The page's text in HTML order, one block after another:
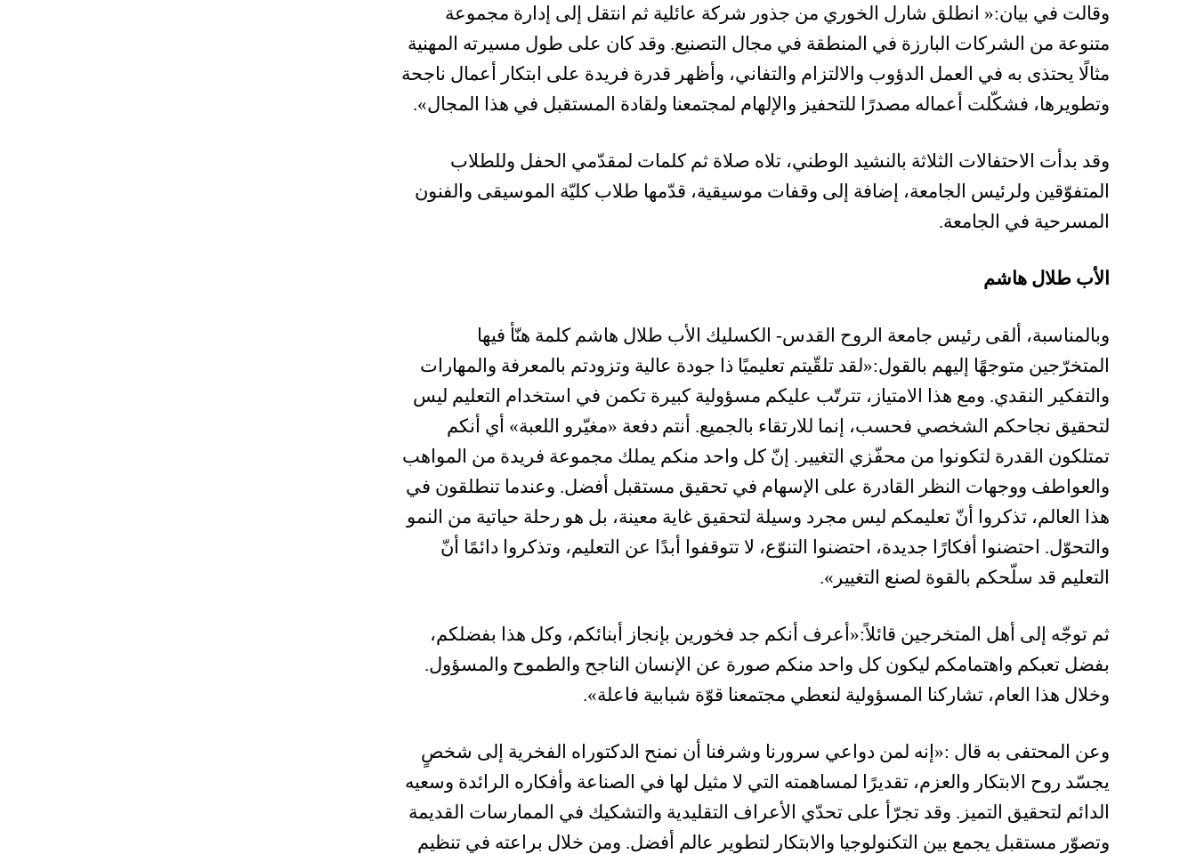
وقالت في بيان:« انطلق شارل الخوري من جذور شركة عائلية ثم انتقل إلى إدارة مجموعة
متنوعة من الشركات البارزة في المنطقة في مجال التصنيع. وقد كان على طول مسيرته المهنية
مثالًا يحتذى به في العمل الدؤوب والالتزام والتفاني، وأظهر قدرة فريدة على ابتكار أعمال ناجحة
وتطويرها، فشكّلت أعماله مصدرًا للتحفيز والإلهام لمجتمعنا ولقادة المستقبل في هذا المجال».
وقد بدأت الاحتفالات الثلاثة بالنشيد الوطني، تلاه صلاة ثم كلمات لمقدّمي الحفل وللطلاب
المتفوّقين ولرئيس الجامعة، إضافة إلى وقفات موسيقية، قدّمها طلاب كليّة الموسيقى والفنون
المسرحية في الجامعة.
الأب طلال هاشم
وبالمناسبة، ألقى رئيس جامعة الروح القدس- الكسليك الأب طلال هاشم كلمة هنّأ فيها
المتخرّجين متوجهًا إليهم بالقول:«لقد تلقّيتم تعليميًا ذا جودة عالية وتزودتم بالمعرفة والمهارات
والتفكير النقدي. ومع هذا الامتياز، تترتّب عليكم مسؤولية كبيرة تكمن في استخدام التعليم ليس
لتحقيق نجاحكم الشخصي فحسب، إنما للارتقاء بالجميع. أنتم دفعة «مغيّرو اللعبة» أي أنكم
تمتلكون القدرة لتكونوا من محفّزي التغيير. إنّ كل واحد منكم يملك مجموعة فريدة من المواهب
والعواطف ووجهات النظر القادرة على الإسهام في تحقيق مستقبل أفضل. وعندما تنطلقون في
هذا العالم، تذكروا أنّ تعليمكم ليس مجرد وسيلة لتحقيق غاية معينة، بل هو رحلة حياتية من النمو
والتحوّل. احتضنوا أفكارًا جديدة، احتضنوا التنوّع، لا تتوقفوا أبدًا عن التعليم، وتذكروا دائمًا أنّ
التعليم قد سلّحكم بالقوة لصنع التغيير».
ثم توجّه إلى أهل المتخرجين قائلاً:«أعرف أنكم جد فخورين بإنجاز أبنائكم، وكل هذا بفضلكم،
بفضل تعبكم واهتمامكم ليكون كل واحد منكم صورة عن الإنسان الناجح والطموح والمسؤول.
وخلال هذا العام، تشاركنا المسؤولية لنعطي مجتمعنا قوّة شبابية فاعلة».
وعن المحتفى به قال :«إنه لمن دواعي سرورنا وشرفنا أن نمنح الدكتوراه الفخرية إلى شخصٍ
يجسّد روح الابتكار والعزم، تقديرًا لمساهمته التي لا مثيل لها في الصناعة وأفكاره الرائدة وسعيه
الدائم لتحقيق التميز. وقد تجرّأ على تحدّي الأعراف التقليدية والتشكيك في الممارسات القديمة
وتصوّر مستقبل يجمع بين التكنولوجيا والابتكار لتطوير عالمٍ أفضل. ومن خلال براعته في تنظيم